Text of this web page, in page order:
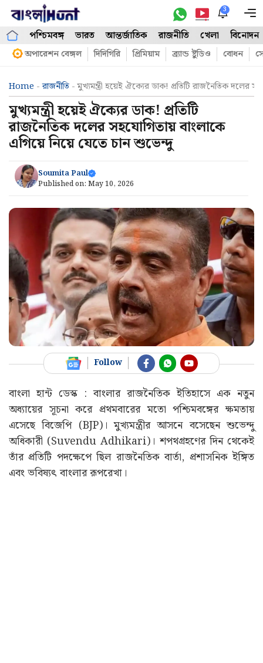
Skip
content
3
পশ্চিমবঙ্গ ভারত আন্তর্জাতিক রাজনীতি খেলা বিনোদন
অপারেশন বেঙ্গল দিদিগিরি প্রিমিয়াম ব্র্যান্ড ষ্টুডিও বোধন
Home -রাজনীতি -মুখ্যমন্ত্রী হয়েই ঐক্যের ডাক! প্রতিটি রাজনৈতিক দলের
মুখ্যমন্ত্রী হয়েই ঐক্যের ডাক! প্রতিটি
রাজনৈতিক দলের সহযোগিতায় বাংলাকে
এগিয়ে নিয়ে যেতে চান শুভেন্দু
Soumita Paul
Published on: May 10, 2026
Follow
বাংলা হান্ট ডেস্ক : বাংলার রাজনৈতিক ইতিহাসে এক নতুন
অধ্যায়ের সূচনা করে প্রথমবারের মতো পশ্চিমবঙ্গের ক্ষমতায়
এসেছে বিজেপি (BJP)। মুখ্যমন্ত্রীর আসনে বসেছেন শুভেন্দু
অধিকারী (Suvendu Adhikari)। শপথগ্রহণের দিন থেকেই
তাঁর প্রতিটি পদক্ষেপে ছিল রাজনৈতিক বার্তা, প্রশাসনিক ইঙ্গিত
এবং ভবিষ্যৎ বাংলার রূপরেখা।